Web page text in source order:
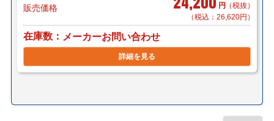
販売価格 円 （税抜）
（税込：26,620円）
在庫数 メーカーお問い合わせ
詳細を見る